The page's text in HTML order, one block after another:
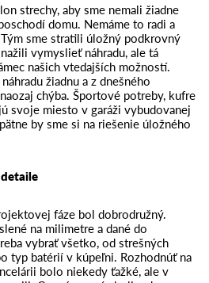
strechy, aby sme nemali žiadne
domu. Nemáme to radi a
sme stratili úložný podkrovný
vymyslieť náhradu, ale tá
našich vtedajších možností.
žiadnu a z dnešného
chýba. Športové potreby, kufre
svoje miesto v garáži vybudovanej
by sme si na riešenie úložného
fáze bol dobrodružný.
na milimetre a dané do
vybrať všetko, od strešných
typ batérií v kúpeľni. Rozhodnúť na
bolo niekedy ťažké, ale v